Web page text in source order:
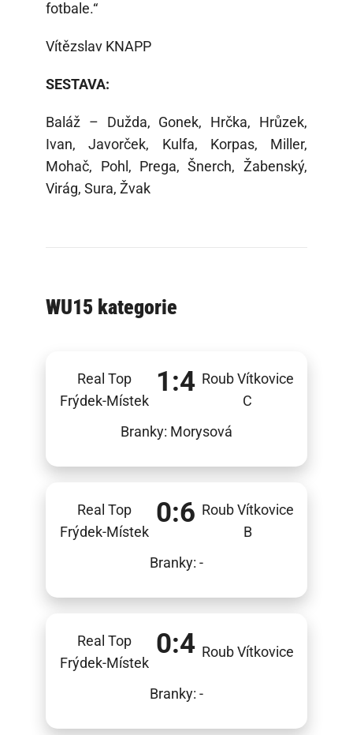
fotbale.“
Vítězslav KNAPP
SESTAVA:
Baláž – Dužda, Gonek, Hrčka, Hrůzek,
Ivan, Javorček, Kulfa, Korpas, Miller,
Mohač, Pohl, Prega, Šnerch, Žabenský,
Virág, Sura, Žvak
WU15 kategorie
Real Top
Frýdek-Místek
1:4 Roub Vítkovice
C
Branky: Morysová
Real Top
Frýdek-Místek
0:6 Roub Vítkovice
B
Branky: -
Real Top
Frýdek-Místek
0:4 Roub Vítkovice
Branky: -